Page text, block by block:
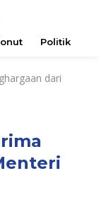
Politik
dari